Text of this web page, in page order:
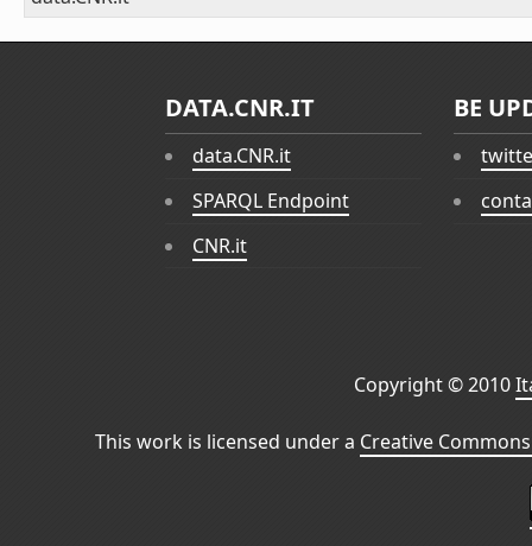
DATA.CNR.IT
data.CNR.it
SPARQL Endpoint
CNR.it
BE
Copyright © 2010
This work is licensed under a Creative